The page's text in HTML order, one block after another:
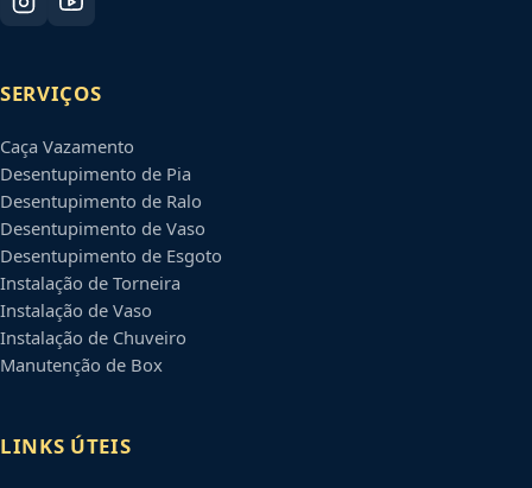
SERVIÇOS
Caça Vazamento
Desentupimento de Pia
Desentupimento de Ralo
Desentupimento de Vaso
Desentupimento de Esgoto
Instalação de Torneira
Instalação de Vaso
Instalação de Chuveiro
Manutenção de Box
LINKS ÚTEIS